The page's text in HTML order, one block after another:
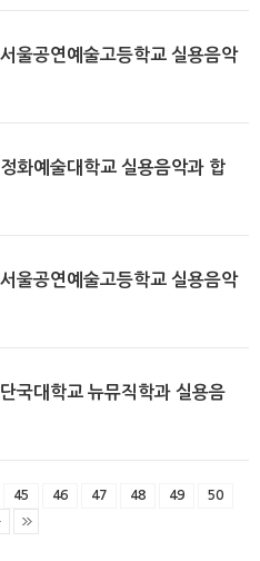
울공연예술고등학교 실용음악
화예술대학교 실용음악과 합
울공연예술고등학교 실용음악
국대학교 뉴뮤직학과 실용음
45 46 47 48 49 50